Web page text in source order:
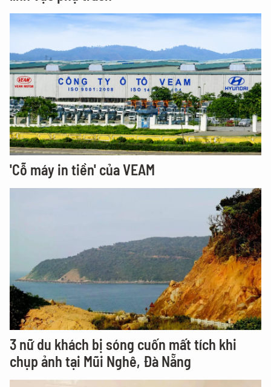
'Cỗ máy in tiền' của VEAM
3 nữ du khách bị sóng cuốn mất tích khi
chụp ảnh tại Mũi Nghê, Đà Nẵng